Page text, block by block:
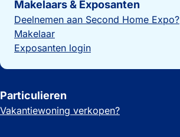
Makelaars & Exposanten
Deelnemen aan Second Home Expo?
Makelaar
Exposanten login
Particulieren
Vakantiewoning verkopen?